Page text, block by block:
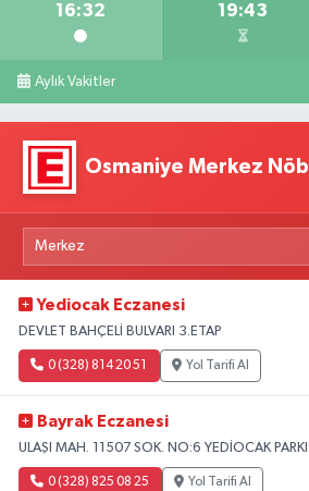
16:32 19:43
Aylık Vakitler
Osmaniye Merkez
Yediocak Eczanesi
DEVLET BAHÇELİ BULVARI 3.ETAP
0 (328) 814 20 51 Yol Tarifi Al
Bayrak Eczanesi
ULAŞI MAH. 11507 SOK. NO:6 YEDİOCAK PARKI
0 (328) 825 08 25 Yol Tarifi Al